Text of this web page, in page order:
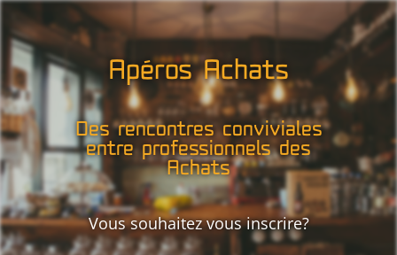
Apéros Achats
Des rencontres conviviales
entre professionnels des
Achats
Vous souhaitez vous inscrire?